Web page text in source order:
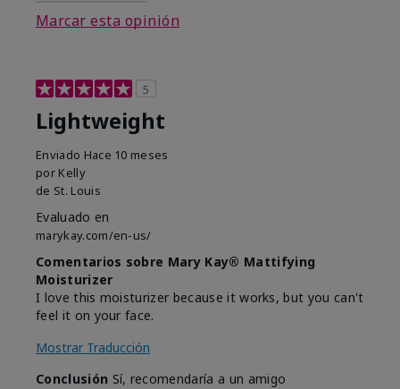
Marcar esta opinión
5
Lightweight
Enviado Hace 10 meses
por Kelly
de St. Louis
Evaluado en
marykay.com/en-us/
Comentarios sobre Mary Kay® Mattifying
Moisturizer
I love this moisturizer because it works, but you can't
feel it on your face.
Mostrar Traducción
Conclusión Sí, recomendaría a un amigo